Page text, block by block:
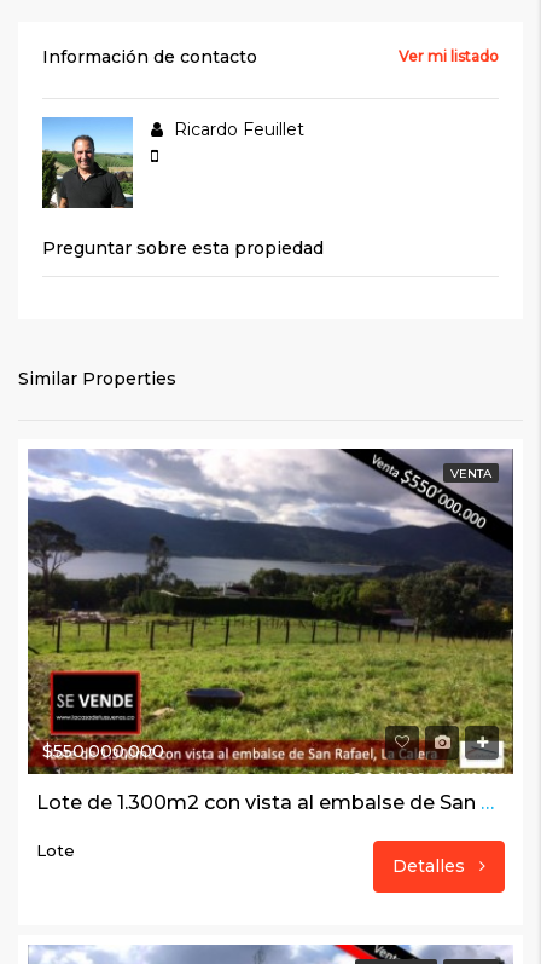
Información de contacto Ver mi listado
Ricardo Feuillet
Preguntar sobre esta propiedad
Similar Properties
VENTA
$550,000,000
Lote de 1.300m2 con vista al embalse de San Rafael, La Calera
Lote
Detalles